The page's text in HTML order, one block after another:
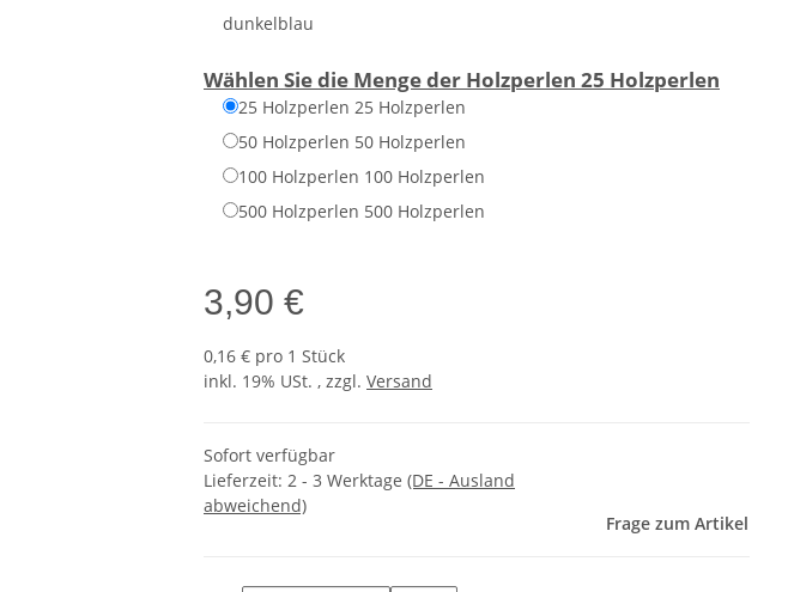
dunkelblau
Wählen Sie die Menge der Holzperlen 25 Holzperlen
25 Holzperlen 25 Holzperlen
50 Holzperlen 50 Holzperlen
100 Holzperlen 100 Holzperlen
500 Holzperlen 500 Holzperlen
3,90 €
0,16 € pro 1 Stück
inkl. 19% USt. , zzgl. Versand
Sofort verfügbar
Lieferzeit: 2 - 3 Werktage (DE - Ausland
abweichend)
Frage zum Artikel